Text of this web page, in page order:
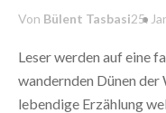
Von Bülent Tasbasi25.
Leser werden auf eine
wandernden Dünen
lebendige Erzählung